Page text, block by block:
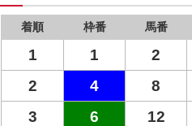
着順 枠番 馬番
1 1 2
2
4 8
3
6 12